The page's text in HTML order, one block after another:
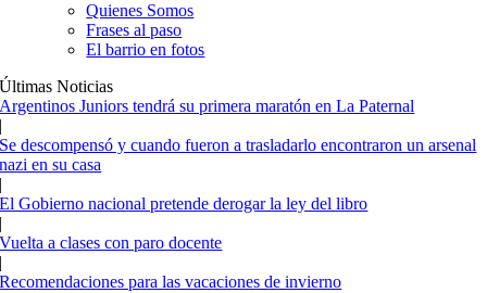
Quienes Somos
Frases al paso
El barrio en fotos
Últimas Noticias
Argentinos Juniors tendrá su primera maratón en La Paternal
|
Se descompensó y cuando fueron a trasladarlo encontraron un arsenal
nazi en su casa
|
El Gobierno nacional pretende derogar la ley del libro
|
Vuelta a clases con paro docente
|
Recomendaciones para las vacaciones de invierno